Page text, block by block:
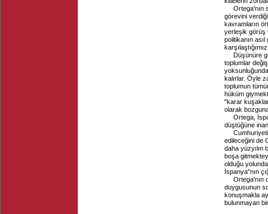
Ortega'nın
görevini
kavramların
yerleşik görüş
politikanın
Düşünüre
toplumlar
kalırlar. Öyle
toplumun
hüküm
"karar
olarak
Ortega,
düştüğüne
edileceğini de
daha yüzyılın
boşa
olduğu
İspanya"nın
Ortega'nın
duygusunun
konuşmakla
bulunmayan